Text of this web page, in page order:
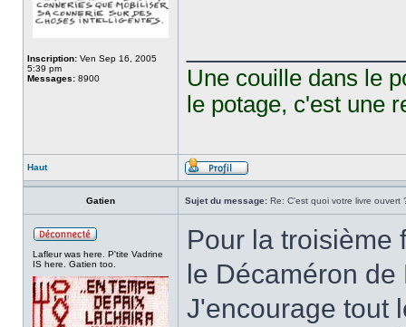
Inscription: Ven Sep 16, 2005
5:39 pm
Messages: 8900
Une couille dans le
le potage, c'est une
Haut
Gatien Sujet du message: Re: C'est quoi votre livre ouvert
Lafleur was here. P'tite Vadrine
IS here. Gatien too.
Pour la troisième
le Décaméron de
J'encourage tout